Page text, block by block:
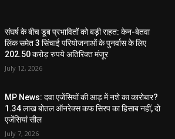
संघर्ष के बीच डूब प्रभावितों को बड़ी राहत: केन-बेतवा
लिंक समेत 3 सिंचाई परियोजनाओं के पुनर्वास के लिए
202.50 करोड़ रुपये अतिरिक्त मंजूर
July 12, 2026
MP News: दवा एजेंसियों की आड़ में नशे का कारोबार?
1.34 लाख बोतल ऑनरेक्स कफ सिरप का हिसाब नहीं, दो
एजेंसियां सील
July 7, 2026